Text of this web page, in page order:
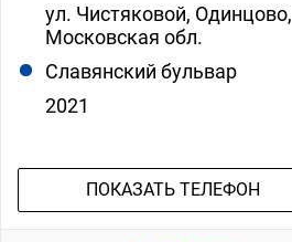
ул. Чистяковой, Одинцово,
Московская обл.
Славянский бульвар
2021
ПОКАЗАТЬ ТЕЛЕФОН